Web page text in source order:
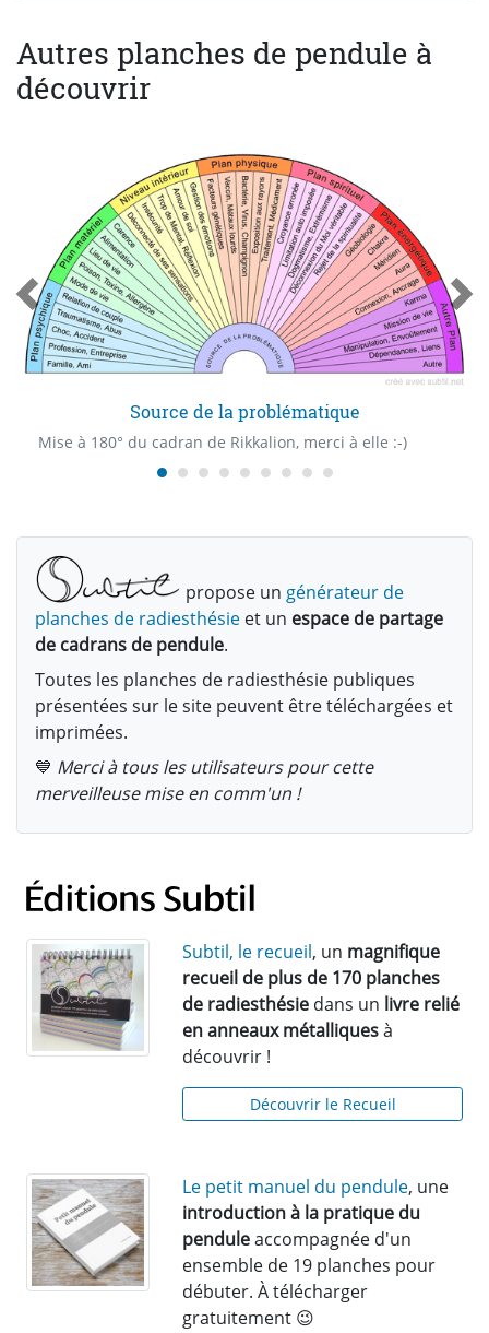
Autres planches de pendule à
découvrir
Source de la problématique
Mise à 180° du cadran de Rikkalion, merci à elle :-)
propose un générateur de
planches de radiesthésie et un espace de partage
de cadrans de pendule.
Toutes les planches de radiesthésie publiques
présentées sur le site peuvent être téléchargées et
imprimées.
💙 Merci à tous les utilisateurs pour cette
merveilleuse mise en comm'un !
Subtil, le recueil, un magnifique
recueil de plus de 170 planches
de radiesthésie dans un livre relié
en anneaux métalliquesà
découvrir !
Découvrir le Recueil
Le petit manuel du pendule, une
introduction à la pratique du
penduleaccompagnée d'un
ensemble de 19 planches pour
débuter. À télécharger
gratuitement 😉